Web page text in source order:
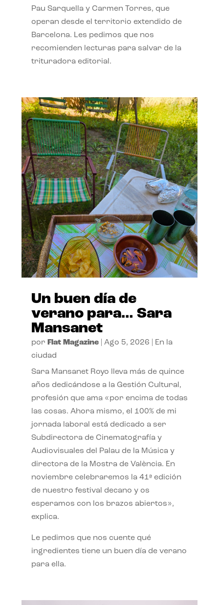
Pau Sarquella y Carmen Torres, que
operan desde el territorio extendido de
Barcelona. Les pedimos que nos
recomienden lecturas para salvar de la
trituradora editorial.
Un buen día de
verano para… Sara
Mansanet
por Flat Magazine| Ago 5, 2026
En la
ciudad
Sara Mansanet Royo lleva más de quince
años dedicándose a la Gestión Cultural,
profesión que ama «por encima de todas
las cosas. Ahora mismo, el 100% de mi
jornada laboral está dedicado a ser
Subdirectora de Cinematografía y
Audiovisuales del Palau de la Música y
directora de la Mostra de València. En
noviembre celebraremos la 41ª edición
de nuestro festival decano y os
esperamos con los brazos abiertos»,
explica.
Le pedimos que nos cuente qué
ingredientes tiene un buen día de verano
para ella.